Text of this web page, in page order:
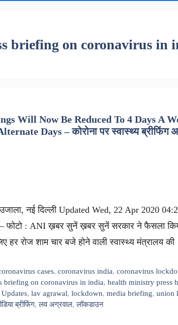
briefing on coronavirus in
Will Now Be Reduced To 4 Days A
Days – कोरोना पर स्वास्थ्य ब्रीफिंग
नई दिल्ली Updated Wed, 22 Apr 2020
फोटो : ANI ख़बर सुनें ख़बर सुनें सरकार ने फैसला
हर रोज शाम चार बजे होने वाली स्वास्थ्य मंत्रालय
cases,coronavirus india,coronavirus
briefing on coronavirus in india, health ministry press
, lav agrawal, lockdown, media briefing, union
ब्रीफिंग,लव अग्रवाल,लॉकडाउन